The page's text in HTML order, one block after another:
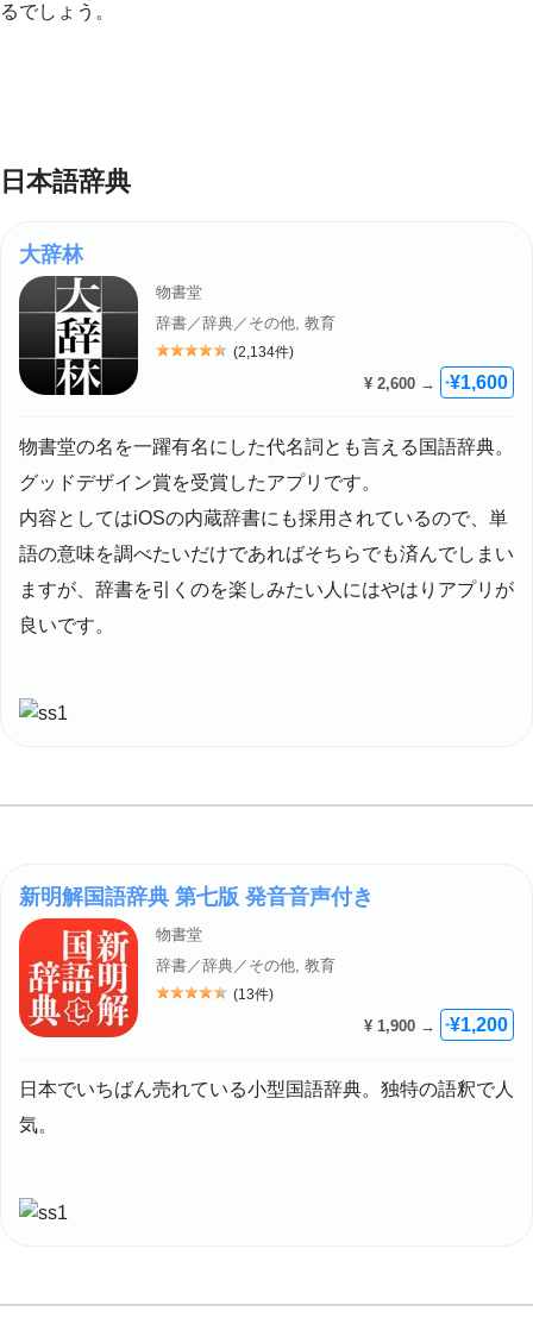
るでしょう。
日本語辞典
大辞林
物書堂
辞書／辞典／その他, 教育
評価: 4.5
(2,134件)
¥ 2,600 → +¥1,600
物書堂の名を一躍有名にした代名詞とも言える国語辞典。
グッドデザイン賞を受賞したアプリです。
内容としてはiOSの内蔵辞書にも採用されているので、単
語の意味を調べたいだけであればそちらでも済んでしまい
ますが、辞書を引くのを楽しみたい人にはやはりアプリが
良いです。
新明解国語辞典 第七版 発音音声付き
物書堂
辞書／辞典／その他, 教育
評価: 4.5
(13件)
¥ 1,900 → +¥1,200
日本でいちばん売れている小型国語辞典。独特の語釈で人
気。